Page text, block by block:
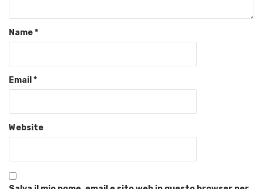
Name*
Email *
Website